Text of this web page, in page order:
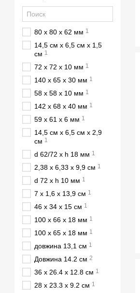
80 x 80 x 62 мм 1
14,5 см х 6,5 см х 1,5
см 1
72 х 72 х 10 мм 1
140 х 65 х 30 мм 1
58 х 58 х 10 мм 1
142 х 68 х 40 мм 1
59 x 61 x 6 мм 1
14,5 см х 6,5 см х 2,9
см 1
d 62/72 х h 18 мм 1
2,38 x 6,33 x 9,9 см 1
d 72 х h 10 мм 1
7 х 1,6 х 13,9 см 1
46 х 34 х 15 см 1
100 х 66 х 18 мм 1
100 x 65 x 18 мм 1
довжина 13,1 см 1
Довжина 14.2 см 2
36 х 26.4 х 12.8 см 1
28 х 23.3 х 9.2 см 1